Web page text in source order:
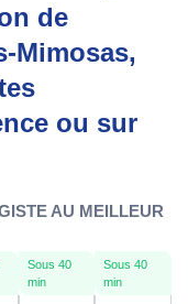
de
Mimosas,
ou sur
AU MEILLEUR
Sous 40
min
Sous 40
min